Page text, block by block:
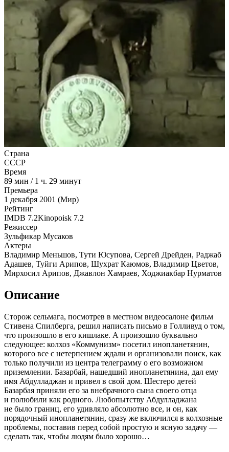
Страна
СССР
Время
89 мин / 1 ч. 29 минут
Премьера
1 декабря 2001 (Мир)
Рейтинг
IMDB 7.2Kinopoisk 7.2
Режиссер
Зульфикар Мусаков
Актеры
Владимир Меньшов, Тути Юсупова, Сергей Дрейден, Раджаб
Адашев, Туйги Арипов, Шухрат Каюмов, Владимир Цветов,
Мирхосил Арипов, Джавлон Хамраев, Ходжиакбар Нурматов
Описание
Сторож сельмага, посмотрев в местном видеосалоне фильм
Стивена Спилберга, решил написать письмо в Голливуд о том,
что произошло в его кишлаке. А произошло буквально
следующее: колхоз «Коммунизм» посетил инопланетянин,
которого все с нетерпением ждали и организовали поиск, как
только получили из центра телеграмму о его возможном
приземлении. Базарбай, нашедший инопланетянина, дал ему
имя Абдулладжан и привел в свой дом. Шестеро детей
Базарбая приняли его за внебрачного сына своего отца
и полюбили как родного. Любопытству Абдулладжана
не было границ, его удивляло абсолютно все, и он, как
порядочный инопланетянин, сразу же включился в колхозные
проблемы, поставив перед собой простую и ясную задачу —
сделать так, чтобы людям было хорошо…